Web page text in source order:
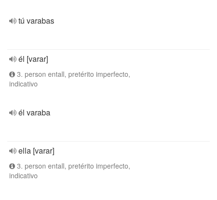
tú varabas
él [varar]
3. person entall, pretérito imperfecto,
indicativo
él varaba
ella [varar]
3. person entall, pretérito imperfecto,
indicativo